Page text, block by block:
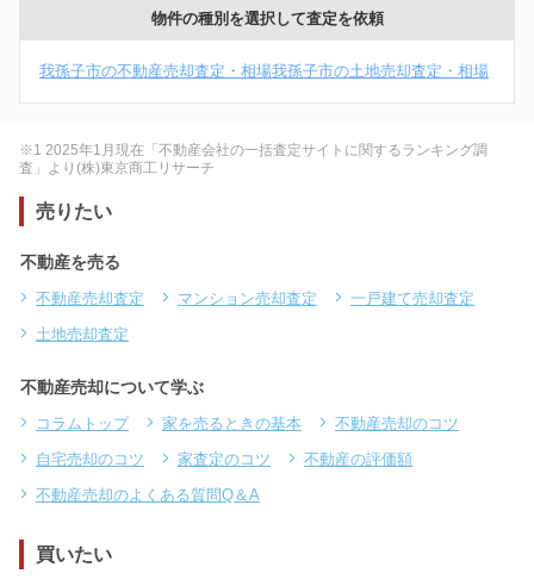
物件の種別を選択して査定を依頼
我孫子市の不動産売却査定・相場我孫子市の土地売却査定・相場
※1 2025年1月現在「不動産会社の一括査定サイトに関するランキング調
査」より(株)東京商工リサーチ
売りたい
不動産を売る
不動産売却査定 マンション売却査定
一戸建て売却査定
土地売却査定
不動産売却について学ぶ
コラムトップ 家を売るときの基本
不動産売却のコツ
自宅売却のコツ
家査定のコツ
不動産の評価額
不動産売却のよくある質問Q＆A
買いたい